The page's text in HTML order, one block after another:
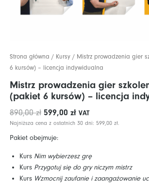
Strona główna / Kursy / Mistrz prowadzenia gier
6 kursów) – licencja indywidualna
Mistrz prowadzenia gier
(pakiet 6 kursów) – licencja
890,00zł Pierwotna
cena
wynosiła:
890,00 zł.
599,00 złAktualna
cena
VAT
Najniższa cena z ostatnich 30 dni: 599,00 zł.
Pakiet obejmuje:
Kurs Nim wybierzesz grę
Kurs Przygotuj się do gry niczym mistrz
Kurs Wzmocnij zaufanie i zaangażowanie